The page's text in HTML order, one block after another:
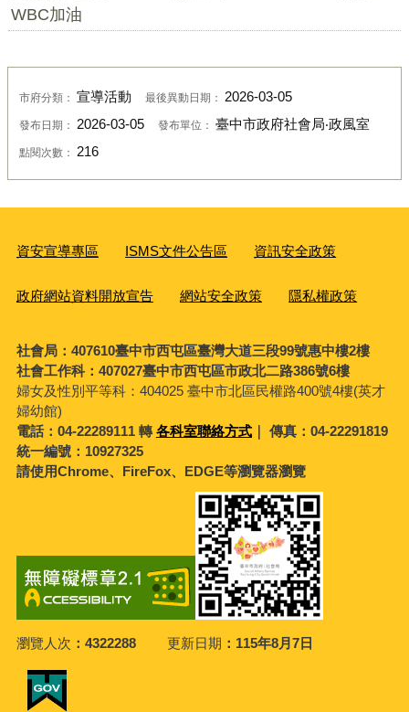
WBC加油
市府分類： 宣導活動 最後異動日期： 2026-03-05
發布日期： 2026-03-05 發布單位： 臺中市政府社會局‧政風室
點閱次數： 216
資安宣導專區 ISMS文件公告區 資訊安全政策
政府網站資料開放宣告 網站安全政策 隱私權政策
社會局：407610臺中市西屯區臺灣大道三段99號惠中樓2樓
社會工作科：407027臺中市西屯區市政北二路386號6樓
婦女及性別平等科： 404025 臺中市北區民權路400號4樓(英才
婦幼館)
電話：04-22289111 轉各科室聯絡方式｜ 傳真：04-22291819
統一編號：10927325
請使用Chrome、FireFox、EDGE等瀏覽器瀏覽
瀏覽人次 4322288 更新日期 115年8月7日